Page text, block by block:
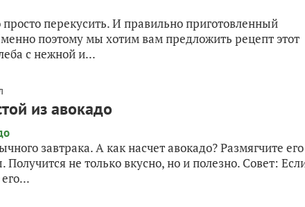
перекусить. И правильно приготовленный
поэтому мы хотим вам предложить рецепт этот
с нежной и...
из авокадо
завтрака. А как насчет авокадо? Размягчите его
не только вкусно, но и полезно. Совет: